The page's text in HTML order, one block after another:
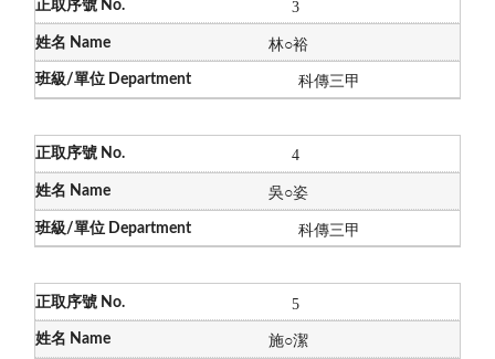
3
林○裕
科傳三甲
4
吳○姿
科傳三甲
5
施○潔